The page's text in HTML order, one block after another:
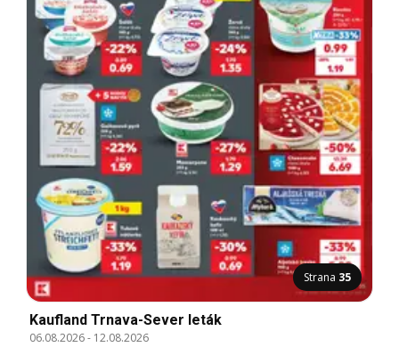
Strana 35
Kaufland Trnava-Sever leták
06.08.2026- 12.08.2026